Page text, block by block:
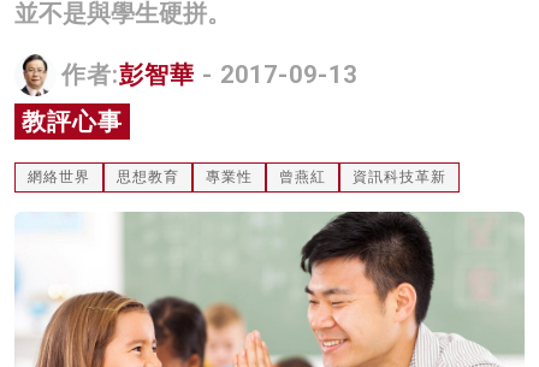
科技
影片
名家榜
灼見活動
關於我們
並不是與學生硬拼。
作者:彭智華 - 2017-09-13
教評心事
網絡世界 思想教育 專業性 曾燕紅 資訊科技革新